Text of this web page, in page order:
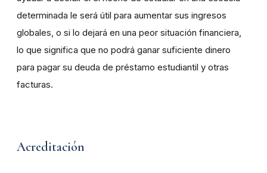
determinada le será útil para aumentar sus ingresos
globales, o si lo dejará en una peor situación financiera,
lo que significa que no podrá ganar suficiente dinero
para pagar su deuda de préstamo estudiantil y otras
facturas.
Acreditación